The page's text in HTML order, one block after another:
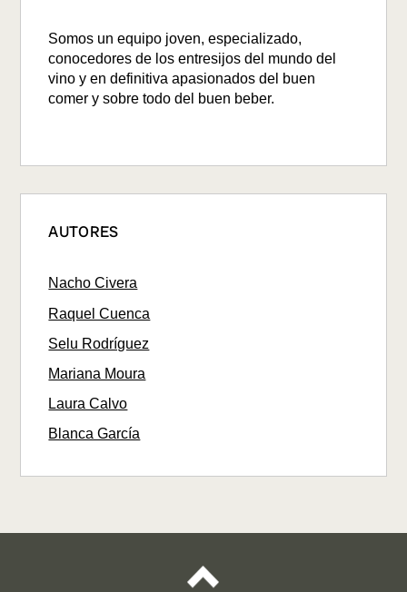
Somos un equipo joven, especializado,
conocedores de los entresijos del mundo del
vino y en definitiva apasionados del buen
comer y sobre todo del buen beber.
AUTORES
Nacho Civera
Raquel Cuenca
Selu Rodríguez
Mariana Moura
Laura Calvo
Blanca García